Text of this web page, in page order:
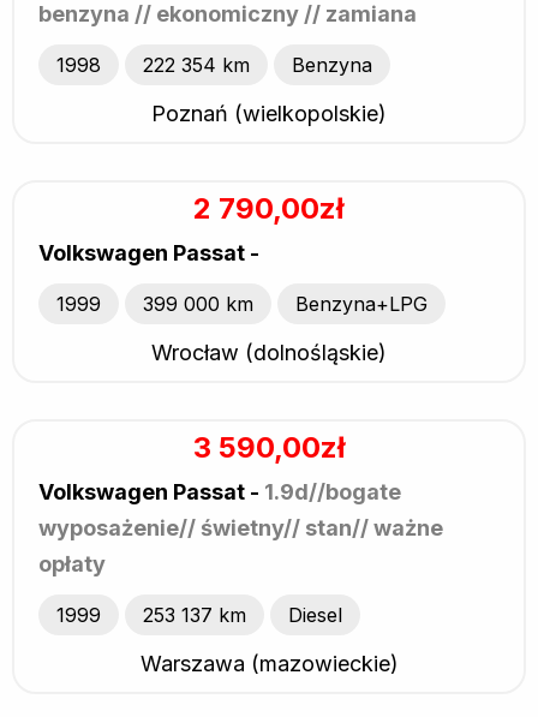
benzyna // ekonomiczny // zamiana
1998 222 354 km Benzyna
Poznań (wielkopolskie)
2 790,00zł
Volkswagen Passat -
1999 399 000 km Benzyna+LPG
Wrocław (dolnośląskie)
3 590,00zł
Volkswagen Passat - 1.9d//bogate
wyposażenie// świetny// stan// ważne
opłaty
1999 253 137 km Diesel
Warszawa (mazowieckie)